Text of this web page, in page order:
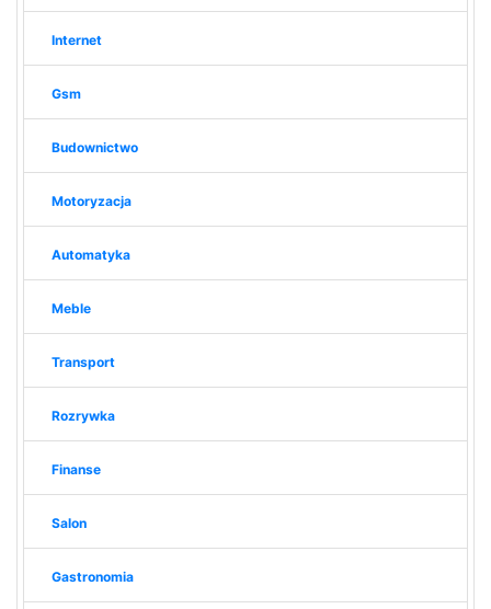
Internet
Gsm
Budownictwo
Motoryzacja
Automatyka
Meble
Transport
Rozrywka
Finanse
Salon
Gastronomia